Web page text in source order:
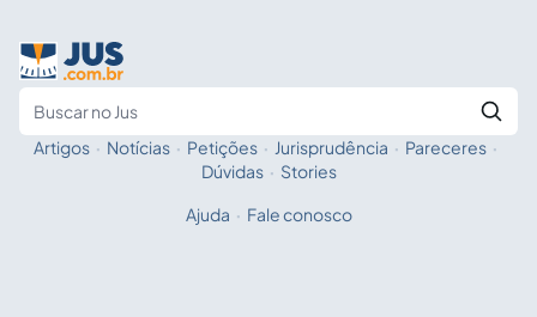
Fale com a IA
Artigos · Notícias · Petições · Jurisprudência · Pareceres ·
Dúvidas · Stories
Ajuda · Fale conosco